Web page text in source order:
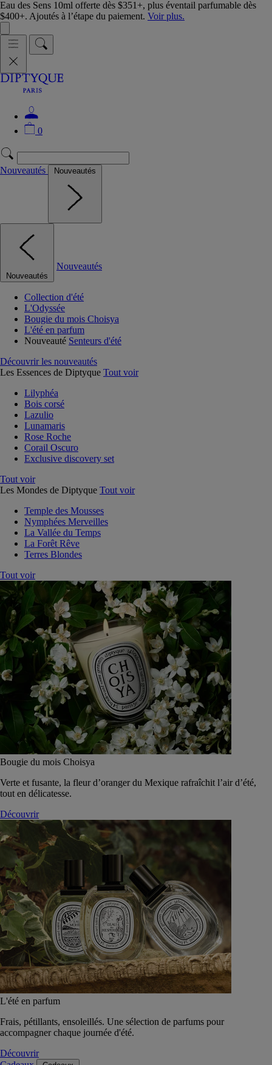
Eau des Sens 10ml offerte dès $351+, plus éventail parfumable dès
$400+. Ajoutés à l’étape du paiement. Voir plus.
0
Nouveautés Nouveautés
Nouveautés
Nouveautés
Collection d'été
L'Odyssée
Bougie du mois Choisya
L'été en parfum
Nouveauté Senteurs d'été
Découvrir les nouveautés
Les Essences de Diptyque Tout voir
Lilyphéa
Bois corsé
Lazulio
Lunamaris
Rose Roche
Corail Oscuro
Exclusive discovery set
Tout voir
Les Mondes de Diptyque Tout voir
Temple des Mousses
Nymphées Merveilles
La Vallée du Temps
La Forêt Rêve
Terres Blondes
Tout voir
Bougie du mois Choisya
Verte et fusante, la fleur d’oranger du Mexique rafraîchit l’air d’été,
tout en délicatesse.
Découvrir
L'été en parfum
Frais, pétillants, ensoleillés. Une sélection de parfums pour
accompagner chaque journée d'été.
Découvrir